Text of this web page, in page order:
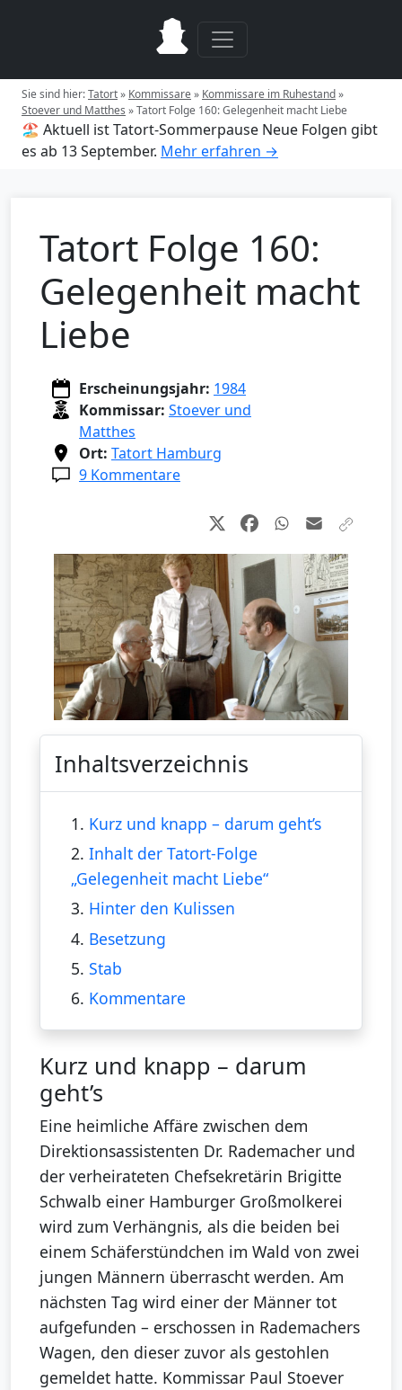
Sie sind hier:Tatort» Kommissare» Kommissare im Ruhestand»
Stoever und Matthes »Tatort Folge 160: Gelegenheit macht Liebe
🏖️ Aktuell ist Tatort-Sommerpause Neue Folgen gibt
es ab 13 September. Mehr erfahren →
Tatort Folge 160:
Gelegenheit macht
Liebe
Erscheinungsjahr: 1984
Kommissar: Stoever und
Matthes
Ort: Tatort Hamburg
9 Kommentare
Inhaltsverzeichnis
1. Kurz und knapp – darum geht’s
2. Inhalt der Tatort-Folge
„Gelegenheit macht Liebe“
3. Hinter den Kulissen
4. Besetzung
5. Stab
6. Kommentare
Kurz und knapp – darum
geht’s
Eine heimliche Affäre zwischen dem
Direktionsassistenten Dr. Rademacher und
der verheirateten Chefsekretärin Brigitte
Schwalb einer Hamburger Großmolkerei
wird zum Verhängnis, als die beiden bei
einem Schäferstündchen im Wald von zwei
jungen Männern überrascht werden. Am
nächsten Tag wird einer der Männer tot
aufgefunden – erschossen in Rademachers
Wagen, den dieser zuvor als gestohlen
gemeldet hatte. Kommissar Paul Stoever